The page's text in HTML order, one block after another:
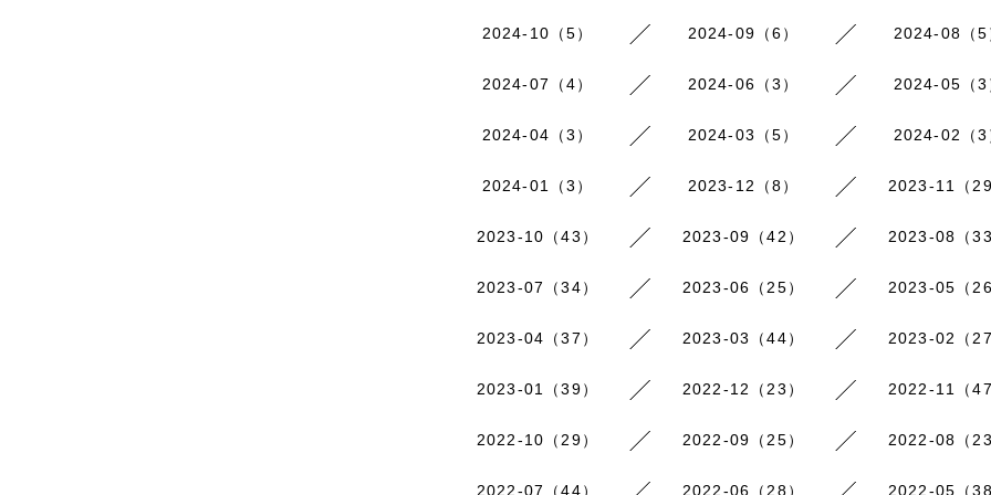
2024-10（5） 2024-09（6） 2024-08（5
2024-07（4） 2024-06（3） 2024-05（3
2024-04（3） 2024-03（5） 2024-02（3
2024-01（3） 2023-12（8） 2023-11（29
2023-10（43） 2023-09（42） 2023-08（33
2023-07（34） 2023-06（25） 2023-05（26
2023-04（37） 2023-03（44） 2023-02（27
2023-01（39） 2022-12（23） 2022-11（47
2022-10（29） 2022-09（25） 2022-08（23
2022-07（44） 2022-06（28） 2022-05（38